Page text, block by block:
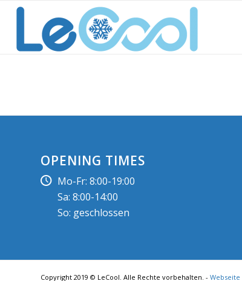
OPENING TIMES
Mo-Fr: 8:00-19:00
Sa: 8:00-14:00
So: geschlossen
Copyright 2019 © LeCool. Alle Rechte vorbehalten. - Webseite